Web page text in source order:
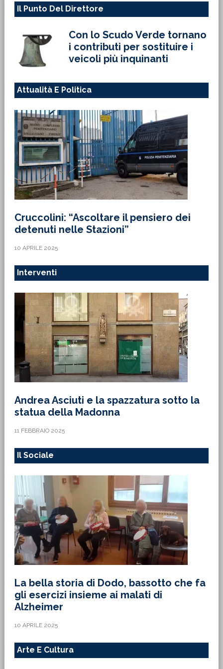
Il Punto Del Direttore
Con lo Scudo Verde tornano
i contributi per sostituire i
veicoli più inquinanti
Attualità E Politica
Cruccolini: “Ascoltare il pensiero dei
detenuti nelle Stazioni”
10 APRILE 2025
Interventi
Andrea Asciuti e la spazzatura sotto la
statua della Madonna
11 FEBBRAIO 2025
Il Sociale
La bella storia di Dodo, bassotto che fa
gli esercizi insieme ai malati di
Alzheimer
10 APRILE 2025
Arte E Cultura